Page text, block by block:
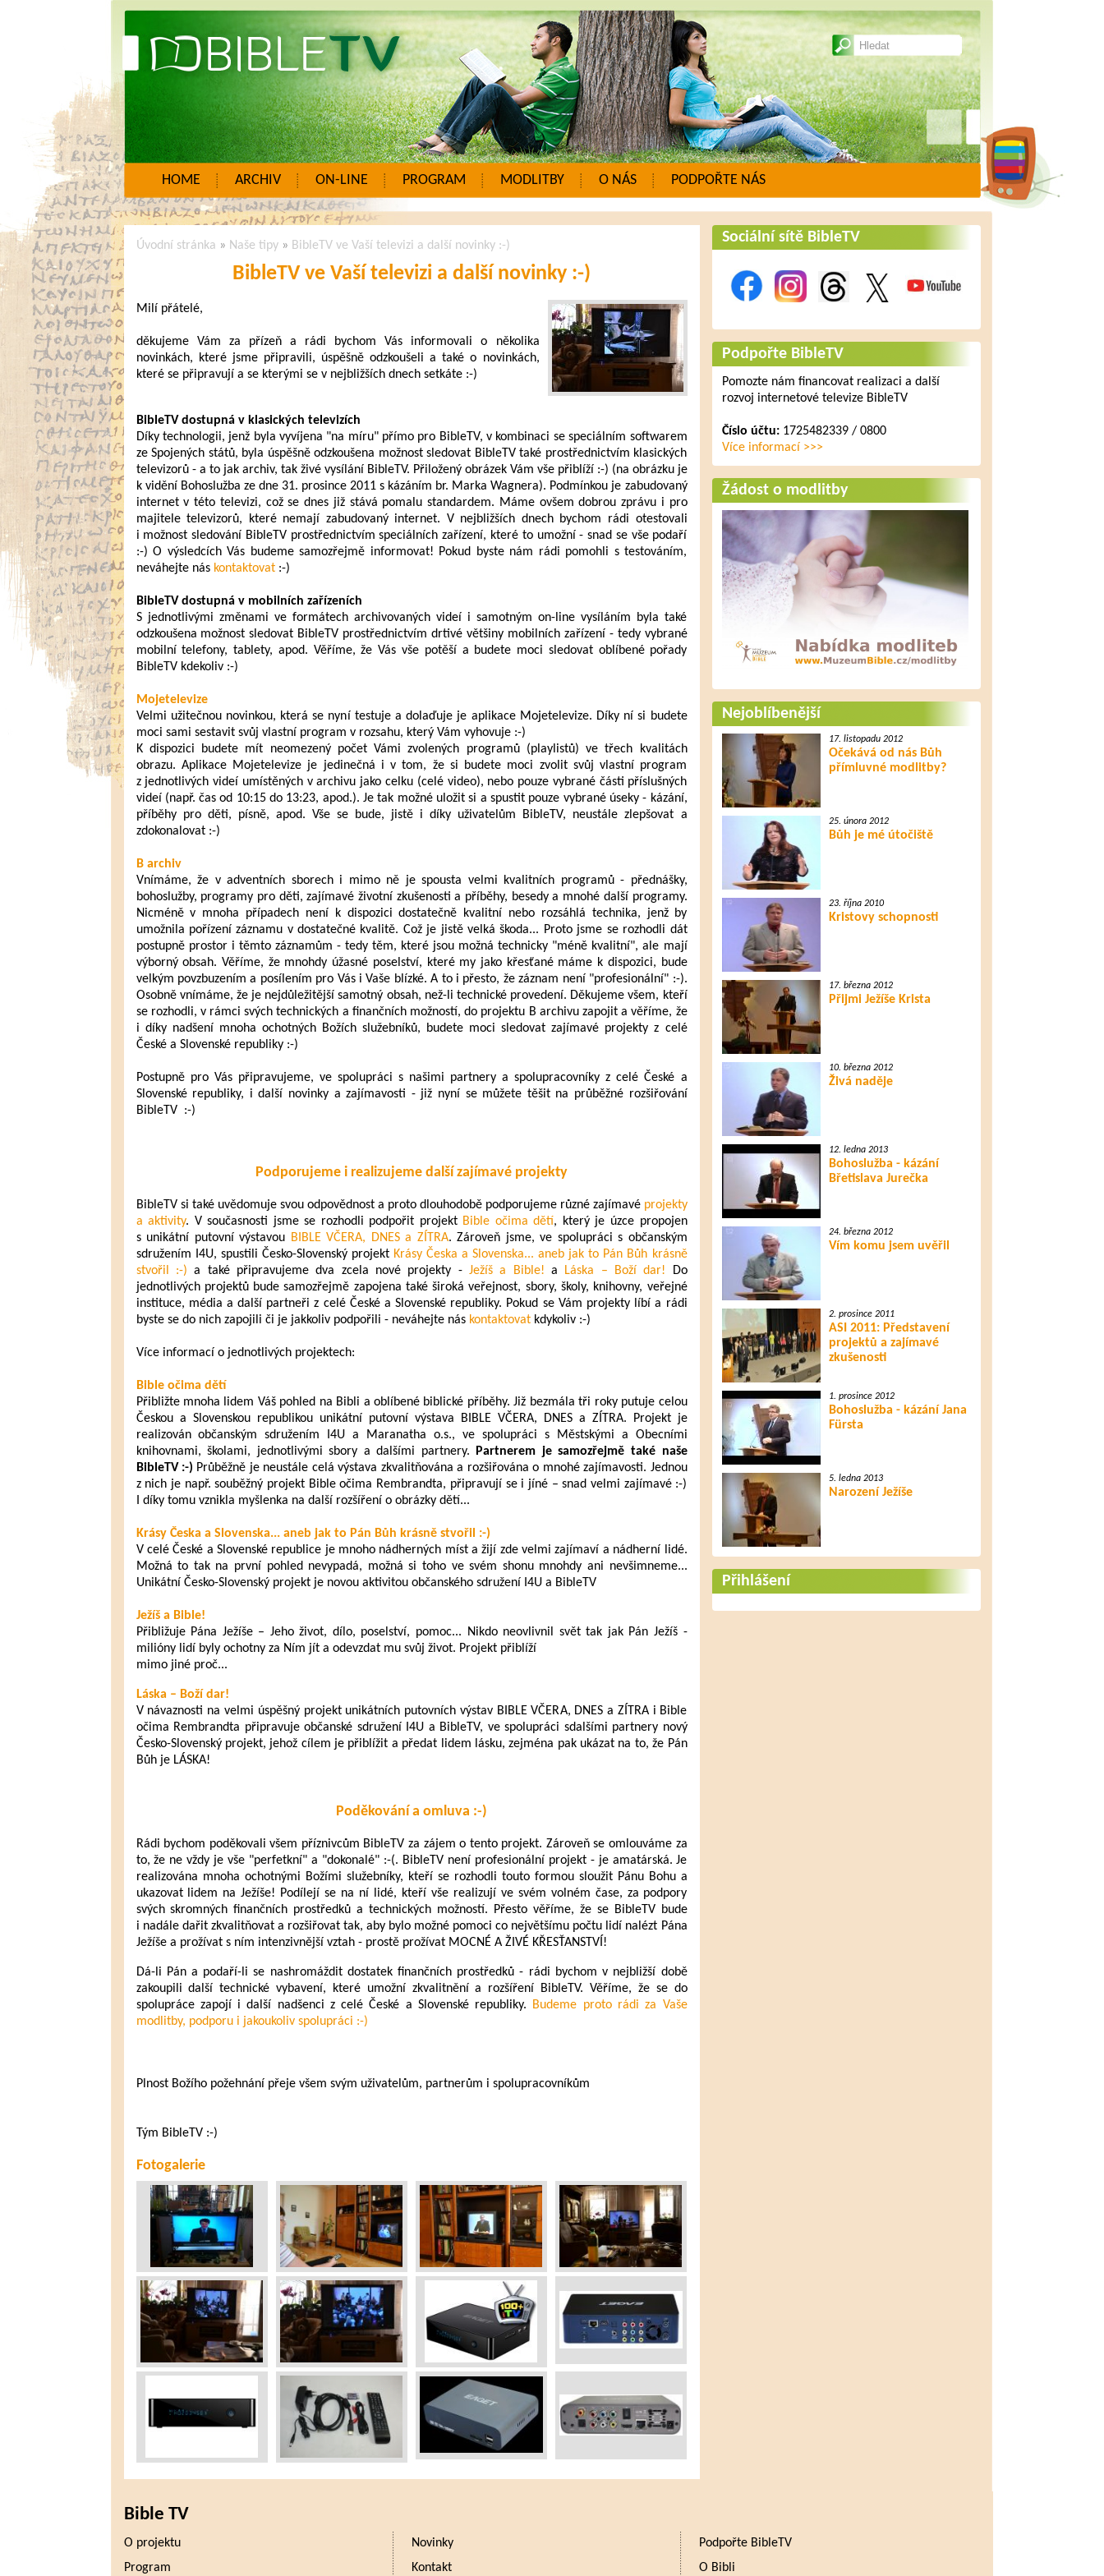
HOME ARCHIV ON-LINE PROGRAM MODLITBY O NÁS PODPOŘTE NÁS
Úvodní stránka » Naše tipy» BibleTV ve Vaší televizi a další novinky :-)
BibleTV ve Vaší televizi a další novinky :-)
Milí přátelé,
děkujeme Vám za přízeň a rádi bychom Vás informovali o několika
novinkách, které jsme připravili, úspěšně odzkoušeli a také o novinkách,
které se připravují a se kterými se v nejbližších dnech setkáte :-)
BibleTV dostupná v klasických televizích
Díky technologii, jenž byla vyvíjena "na míru" přímo pro BibleTV, v kombinaci se speciálním softwarem
ze Spojených států, byla úspěšně odzkoušena možnost sledovat BibleTV také prostřednictvím klasických
televizorů - a to jak archiv, tak živé vysílání BibleTV. Přiložený obrázek Vám vše přiblíží :-) (na obrázku je
k vidění Bohoslužba ze dne 31. prosince 2011 s kázáním br. Marka Wagnera). Podmínkou je zabudovaný
internet v této televizi, což se dnes již stává pomalu standardem. Máme ovšem dobrou zprávu i pro
majitele televizorů, které nemají zabudovaný internet. V nejbližších dnech bychom rádi otestovali
i možnost sledování BibleTV prostřednictvím speciálních zařízení, které to umožní - snad se vše podaří
:-) O výsledcích Vás budeme samozřejmě informovat! Pokud byste nám rádi pomohli s testováním,
neváhejte nás kontaktovat:-)
BibleTV dostupná v mobilních zařízeních
S jednotlivými změnami ve formátech archivovaných videí i samotným on-line vysíláním byla také
odzkoušena možnost sledovat BibleTV prostřednictvím drtivé většiny mobilních zařízení - tedy vybrané
mobilní telefony, tablety, apod. Věříme, že Vás vše potěší a budete moci sledovat oblíbené pořady
BibleTV kdekoliv :-)
Mojetelevize
Velmi užitečnou novinkou, která se nyní testuje a dolaďuje je aplikace Mojetelevize. Díky ní si budete
moci sami sestavit svůj vlastní program v rozsahu, který Vám vyhovuje :-)
K dispozici budete mít neomezený počet Vámi zvolených programů (playlistů) ve třech kvalitách
obrazu. Aplikace Mojetelevize je jedinečná i v tom, že si budete moci zvolit svůj vlastní program
z jednotlivých videí umístěných v archivu jako celku (celé video), nebo pouze vybrané části příslušných
videí (např. čas od 10:15 do 13:23, apod.). Je tak možné uložit si a spustit pouze vybrané úseky - kázání,
příběhy pro děti, písně, apod. Vše se bude, jistě i díky uživatelům BibleTV, neustále zlepšovat a
zdokonalovat :-)
B archiv
Vnímáme, že v adventních sborech i mimo ně je spousta velmi kvalitních programů - přednášky,
bohoslužby, programy pro děti, zajímavé životní zkušenosti a příběhy, besedy a mnohé další programy.
Nicméně v mnoha případech není k dispozici dostatečně kvalitní nebo rozsáhlá technika, jenž by
umožnila pořízení záznamu v dostatečné kvalitě. Což je jistě velká škoda... Proto jsme se rozhodli dát
postupně prostor i těmto záznamům - tedy těm, které jsou možná technicky "méně kvalitní", ale mají
výborný obsah. Věříme, že mnohdy úžasné poselství, které my jako křesťané máme k dispozici, bude
velkým povzbuzením a posílením pro Vás i Vaše blízké. A to i přesto, že záznam není "profesionální" :-).
Osobně vnímáme, že je nejdůležitější samotný obsah, než-li technické provedení. Děkujeme všem, kteří
se rozhodli, v rámci svých technických a finančních možností, do projektu B archivu zapojit a věříme, že
i díky nadšení mnoha ochotných Božích služebníků, budete moci sledovat zajímavé projekty z celé
České a Slovenské republiky :-)
Postupně pro Vás připravujeme, ve spolupráci s našimi partnery a spolupracovníky z celé České a
Slovenské republiky, i další novinky a zajímavosti - již nyní se můžete těšit na průběžné rozšiřování
BibleTV :-)
Podporujeme i realizujeme další zajímavé projekty
BibleTV si také uvědomuje svou odpovědnost a proto dlouhodobě podporujeme různé zajímavé projekty
a aktivity. V současnosti jsme se rozhodli podpořit projekt Bible očima dětí, který je úzce propojen
s unikátní putovní výstavou BIBLE VČERA, DNES a ZÍTRA. Zároveň jsme, ve spolupráci s občanským
sdružením I4U, spustili Česko-Slovenský projekt Krásy Česka a Slovenska... aneb jak to Pán Bůh krásně
stvořil :-) a také připravujeme dva zcela nové projekty - Ježíša Bible! a Láska – Boží dar! Do
jednotlivých projektů bude samozřejmě zapojena také široká veřejnost, sbory, školy, knihovny, veřejné
instituce, média a další partneři z celé České a Slovenské republiky. Pokud se Vám projekty líbí a rádi
byste se do nich zapojili či je jakkoliv podpořili - neváhejte nás kontaktovatkdykoliv :-)
Více informací o jednotlivých projektech:
Bible očima dětí
Přibližte mnoha lidem Váš pohled na Bibli a oblíbené biblické příběhy. Již bezmála tři roky putuje celou
Českou a Slovenskou republikou unikátní putovní výstava BIBLE VČERA, DNES a ZÍTRA. Projekt je
realizován občanským sdružením I4U a Maranatha o.s., ve spolupráci s Městskými a Obecními
knihovnami, školami, jednotlivými sbory a dalšími partnery.
Partnerem je samozřejmě také naše
BibleTV :-) Průběžně je neustále celá výstava zkvalitňována a rozšiřována o mnohé zajímavosti. Jednou
z nich je např. souběžný projekt Bible očima Rembrandta, připravují se i jíné – snad velmi zajímavé :-)
I díky tomu vznikla myšlenka na další rozšíření o obrázky dětí...
Krásy Česka a Slovenska... aneb jak to Pán Bůh krásně stvořil :-)
V celé České a Slovenské republice je mnoho nádherných míst a žijí zde velmi zajímaví a nádherní lidé.
Možná to tak na první pohled nevypadá, možná si toho ve svém shonu mnohdy ani nevšimneme...
Unikátní Česko-Slovenský projekt je novou aktivitou občanského sdružení I4U a BibleTV
Ježíš a Bible!
Přibližuje Pána Ježíše – Jeho život, dílo, poselství, pomoc... Nikdo neovlivnil svět tak jak Pán Ježíš -
milióny lidí byly ochotny za Ním jít a odevzdat mu svůj život. Projekt přiblíží
mimo jiné proč...
Láska – Boží dar!
V návaznosti na velmi úspěšný projekt unikátních putovních výstav BIBLE VČERA, DNES a ZÍTRA i Bible
očima Rembrandta připravuje občanské sdružení I4U a BibleTV, ve spolupráci sdalšími partnery nový
Česko-Slovenský projekt, jehož cílem je přiblížit a předat lidem lásku, zejména pak ukázat na to, že Pán
Bůh je LÁSKA!
Poděkování a omluva :-)
Rádi bychom poděkovali všem příznivcům BibleTV za zájem o tento projekt. Zároveň se omlouváme za
to, že ne vždy je vše "perfetkní" a "dokonalé" :-(. BibleTV není profesionální projekt - je amatárská. Je
realizována mnoha ochotnými Božími služebníky, kteří se rozhodli touto formou sloužit Pánu Bohu a
ukazovat lidem na Ježíše! Podílejí se na ní lidé, kteří vše realizují ve svém volném čase, za podpory
svých skromných finančních prostředků a technických možností. Přesto věříme, že se BibleTV bude
i nadále dařit zkvalitňovat a rozšiřovat tak, aby bylo možné pomoci co největšímu počtu lidí nalézt Pána
Ježíše a prožívat s ním intenzivnější vztah - prostě prožívat MOCNÉ A ŽIVÉ KŘESŤANSTVÍ!
Dá-li Pán a podaří-li se nashromáždit dostatek finančních prostředků - rádi bychom v nejbližší době
zakoupili další technické vybavení, které umožní zkvalitnění a rozšíření BibleTV. Věříme, že se do
spolupráce zapojí i další nadšenci z celé České a Slovenské republiky. Budeme proto rádi za Vaše
modlitby, podporu i jakoukoliv spolupráci :-)
Plnost Božího požehnání přeje všem svým uživatelům, partnerům i spolupracovníkům
Tým BibleTV :-)
Fotogalerie
Sociální sítě BibleTV
Podpořte BibleTV
Pomozte nám financovat realizaci a další
rozvoj internetové televize BibleTV
Číslo účtu:1725482339 / 0800
Více informací >>>
Žádost o modlitby
Nejoblíbenější
17. listopadu 2012
Očekává od nás Bůh
přímluvné modlitby?
25. února 2012
Bůh je mé útočiště
23. října 2010
Kristovy schopnosti
17. března 2012
Přijmi Ježíše Krista
10. března 2012
Živá naděje
12. ledna 2013
Bohoslužba - kázání
Břetislava Jurečka
24. března 2012
Vím komu jsem uvěřil
2. prosince 2011
ASI 2011: Představení
projektů a zajímavé
zkušenosti
1. prosince 2012
Bohoslužba - kázání Jana
Fürsta
5. ledna 2013
Narození Ježíše
Přihlášení
Bible TV
O projektu Novinky
Podpořte BibleTV
Program
Kontakt O Bibli